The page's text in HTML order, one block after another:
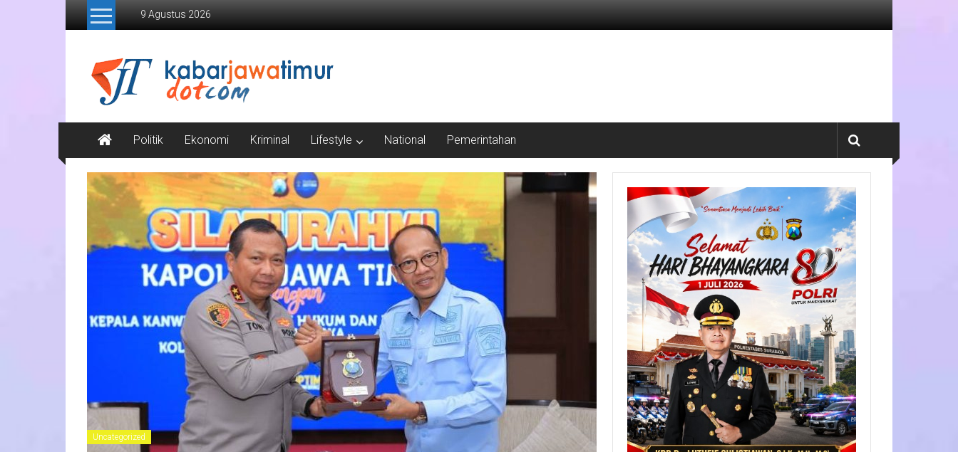
Lompat
9 Agustus 2026
Kabar
Jawa
Timur
Media
Online
Jawa
Timur
Politik Ekonomi Kriminal Lifestyle National Pemerintahan
Uncategorized